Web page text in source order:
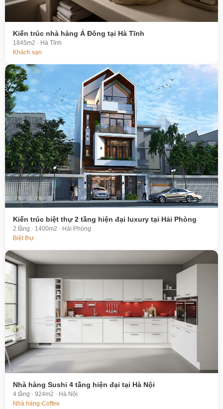
Kiến trúc nhà hàng Á Đông tại Hà Tĩnh
1845m2 · Hà Tĩnh
Khách sạn
Kiến trúc biệt thự 2 tầng hiện đại luxury tại Hải Phòng
2 tầng · 1400m2 · Hải Phòng
Biệt thự
Nhà hàng Sushi 4 tầng hiện đại tại Hà Nội
4 tầng · 924m2 · Hà Nội
Nhà hàng-Coffee